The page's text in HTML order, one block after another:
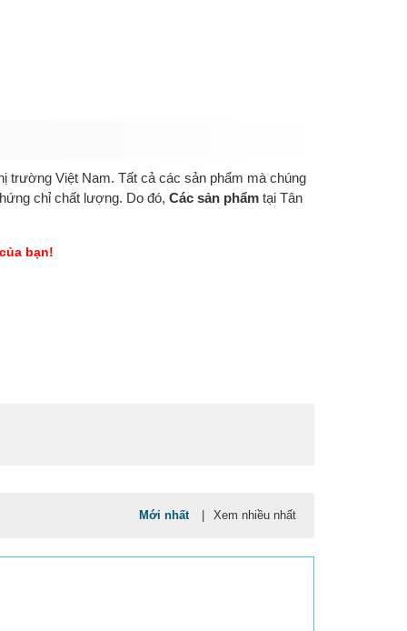
trường Việt Nam. Tất cả các sản phẩm mà chúng
chỉ chất lượng. Do đó, Các sản phẩm tại Tân
bạn!
Mới nhất | Xem nhiều nhất